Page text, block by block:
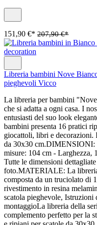
151,90 €* 207,90 €*
Libreria bambini Nove
pieghevoli Vicco
La libreria per bambini
che si adatta a ogni casa. I
entusiasti del suo look
bambini presenta 16 pratici
giocattoli, libri e decorazioni.
da 30x30 cm.DIMENSIONI:
misure: 104 cm - Larghezza,
Tutte le dimensioni
foto.MATERIALE: La
composta da un truciolato di
rivestimento in resina
scatola pieghevole,
montaggioLa libreria della
complemento perfetto per la